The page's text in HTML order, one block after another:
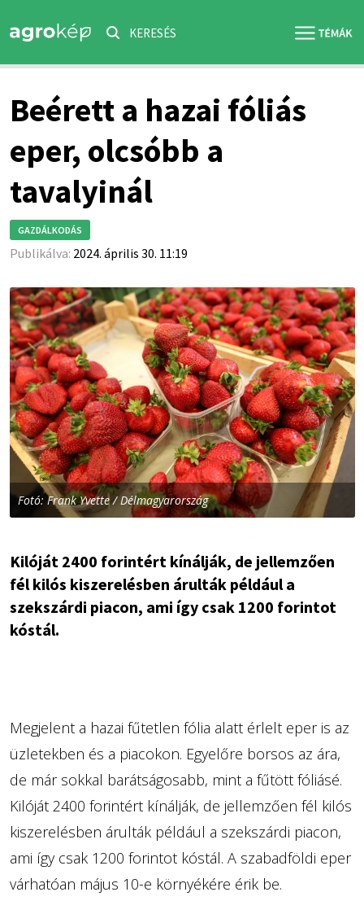
KERESÉS
Beérett a hazai fóliás
eper, olcsóbb a
tavalyinál
GAZDÁLKODÁS
Publikálva: 2024. április 30. 11:19
Fotó: Frank Yvette / Délmagyarország
Kilóját 2400 forintért kínálják, de jellemzően
fél kilós kiszerelésben árulták például a
szekszárdi piacon, ami így csak 1200 forintot
kóstál.
Megjelent a hazai fűtetlen fólia alatt érlelt eper is az
üzletekben és a piacokon. Egyelőre borsos az ára,
de már sokkal barátságosabb, mint a fűtött fóliásé.
Kilóját 2400 forintért kínálják, de jellemzően fél kilós
kiszerelésben árulták például a szekszárdi piacon,
ami így csak 1200 forintot kóstál. A szabadföldi eper
várhatóan május 10-e környékére érik be.